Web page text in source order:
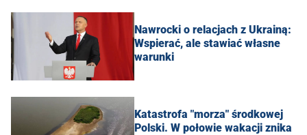
Nawrocki o relacjach z Ukrainą:
Wspierać, ale stawiać własne
warunki
Katastrofa "morza" środkowej
Polski. W połowie wakacji znika